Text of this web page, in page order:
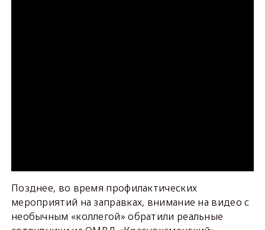
Позднее, во время профилактических
мероприятий на заправках, внимание на видео с
необычным «коллегой» обратили реальные